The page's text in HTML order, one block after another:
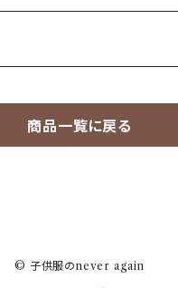
商品一覧に戻る
© 子供服のnever again